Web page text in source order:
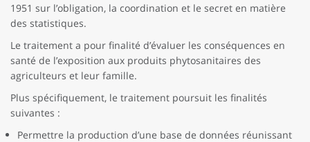
1951 sur l’obligation, la coordination et le secret en matière
des statistiques.
Le traitement a pour finalité d’évaluer les conséquences en
santé de l’exposition aux produits phytosanitaires des
agriculteurs et leur famille.
Plus spécifiquement, le traitement poursuit les finalités
suivantes :
Permettre la production d’une base de données réunissant